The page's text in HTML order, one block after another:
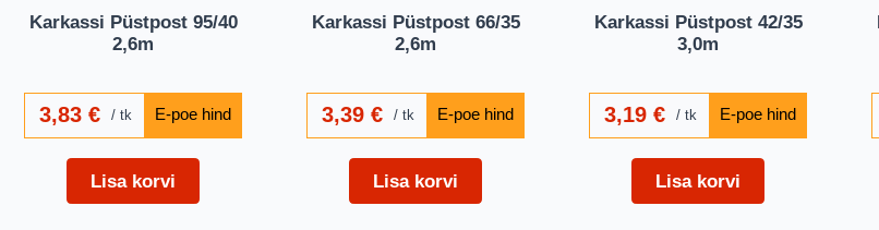
Karkassi Püstpost 95/40
2,6m
3,83€ tk
Lisa korvi
Karkassi Püstpost 66/35
2,6m
3,39€ tk
Lisa korvi
Karkassi Püstpost 42/35
3,0m
3,19€ tk
Lisa korvi